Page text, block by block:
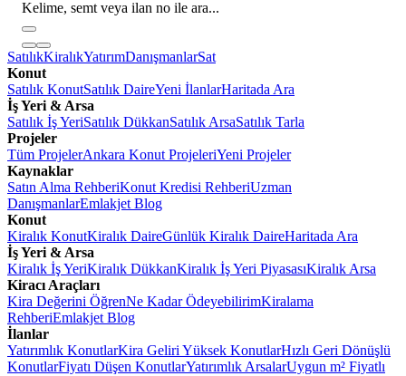
Kelime, semt veya ilan no ile ara...
SatılıkKiralıkYatırımDanışmanlarSat
Konut
Satılık KonutSatılık DaireYeni İlanlarHaritada Ara
İş Yeri & Arsa
Satılık İş YeriSatılık DükkanSatılık ArsaSatılık Tarla
Projeler
Tüm ProjelerAnkara Konut ProjeleriYeni Projeler
Kaynaklar
Satın Alma RehberiKonut Kredisi RehberiUzman
DanışmanlarEmlakjet Blog
Konut
Kiralık KonutKiralık DaireGünlük Kiralık DaireHaritada Ara
İş Yeri & Arsa
Kiralık İş YeriKiralık DükkanKiralık İş Yeri PiyasasıKiralık Arsa
Kiracı Araçları
Kira Değerini ÖğrenNe Kadar ÖdeyebilirimKiralama
RehberiEmlakjet Blog
İlanlar
Yatırımlık KonutlarKira Geliri Yüksek KonutlarHızlı Geri Dönüşlü
KonutlarFiyatı Düşen KonutlarYatırımlık ArsalarUygun m² Fiyatlı